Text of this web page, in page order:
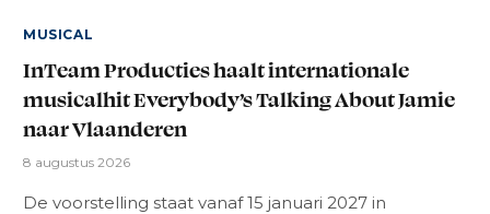
MUSICAL
InTeam Producties haalt internationale
musicalhit Everybody’s Talking About Jamie
naar Vlaanderen
8 augustus 2026
De voorstelling staat vanaf 15 januari 2027 in